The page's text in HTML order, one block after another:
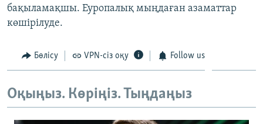
Русский
ЖАЗЫЛЫҢЫЗ
Басқа тілдерде
бақыламақшы. Еуропалық мыңдаған азаматтар
көшірілуде.
Бөлісу VPN-сіз оқу Follow us
Оқыңыз. Көріңіз. Тыңдаңыз